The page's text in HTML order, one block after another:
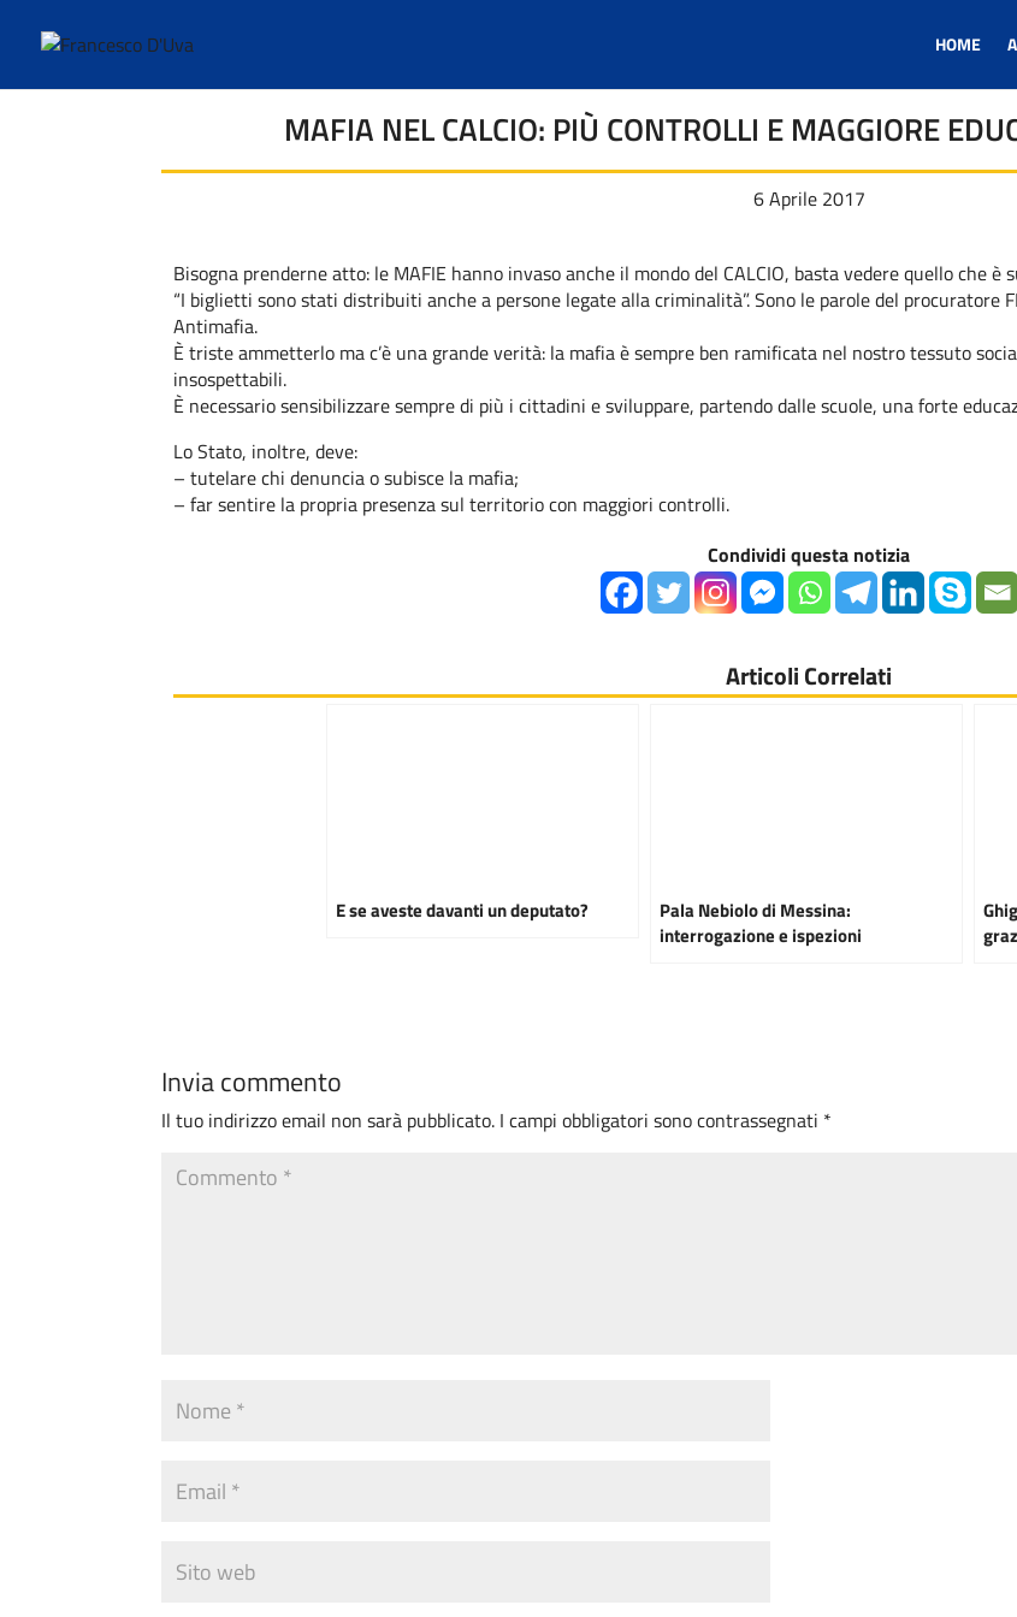
HOME
MAFIA NEL CALCIO: PIÙ CONTROLLI E MAGGIORE
6 Aprile 2017
Bisogna prenderne atto: le MAFIE hanno invaso anche il mondo del CALCIO, basta vedere quello che è
“I biglietti sono stati distribuiti anche a persone legate alla criminalità”. Sono le parole del procuratore
Antimafia.
È triste ammetterlo ma c’è una grande verità: la mafia è sempre ben ramificata nel nostro tessuto
insospettabili.
È necessario sensibilizzare sempre di più i cittadini e sviluppare, partendo dalle scuole, una forte
Lo Stato, inoltre, deve:
– tutelare chi denuncia o subisce la mafia;
– far sentire la propria presenza sul territorio con maggiori controlli.
Condividi questa notizia
Articoli Correlati
E se aveste davanti un deputato?
Pala Nebiolo di Messina:
interrogazione e ispezioni
Invia commento
Il tuo indirizzo email non sarà pubblicato. I campi obbligatori sono contrassegnati *